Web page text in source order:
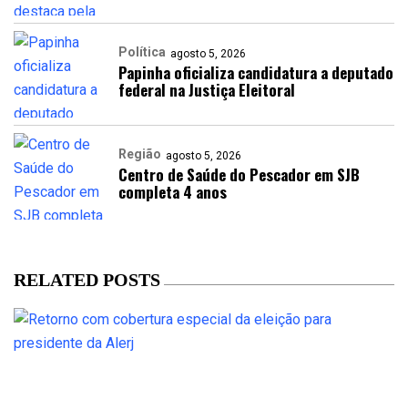
Política agosto 5, 2026
Papinha oficializa candidatura a deputado
federal na Justiça Eleitoral
Região agosto 5, 2026
Centro de Saúde do Pescador em SJB
completa 4 anos
RELATED POSTS